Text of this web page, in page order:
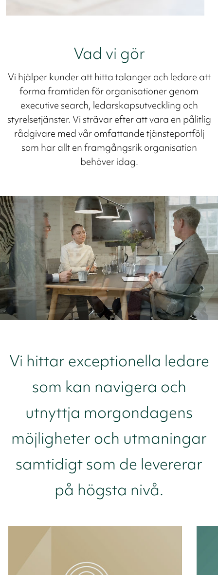
Vad vi gör
Vi hjälper kunder att hitta talanger och ledare att
forma framtiden för organisationer genom
executive search, ledarskapsutveckling och
styrelsetjänster. Vi strävar efter att vara en pålitlig
rådgivare med vår omfattande tjänsteportfölj
som har allt en framgångsrik organisation
behöver idag.
Vi hittar exceptionella ledare
som kan navigera och
utnyttja morgondagens
möjligheter och utmaningar
samtidigt som de levererar
på högsta nivå.